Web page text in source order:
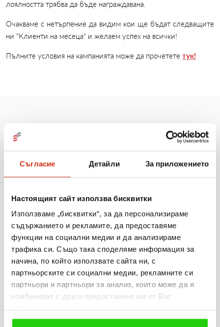
Съгласие Детайли За приложението
Настоящият сайт използва бисквитки
Използваме „бисквитки“, за да персонализираме
съдържанието и рекламите, да предоставяме
функции на социални медии и да анализираме
трафика си. Също така споделяме информация за
начина, по който използвате сайта ни, с
партньорските си социални медии, рекламните си
партньори и партньори за анализ, които може да я
комбинират с друга предоставена им от Вас
ползването от Ваша страна на услугите им. Ако
лоялността трябва да бъде награждавана.
Очакваме с нетърпение да видим кои ще бъдат следващите
ни "Клиенти на месеца" и желаем успех на всички!
Пълните условия на кампанията може да прочетете тук!
сбъднати желания и 203 изненади
Виж повече
31.07.2026
„Мобилен кабинет за репродуктивно здраве“